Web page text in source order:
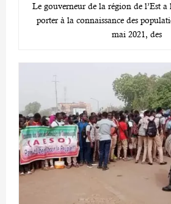
Le gouverneur de la région de l’Est
porter à la connaissance des
mai 2021, des